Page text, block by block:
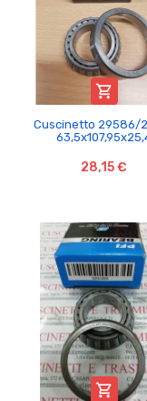

Cuscinetto 29586/
28,15 €
